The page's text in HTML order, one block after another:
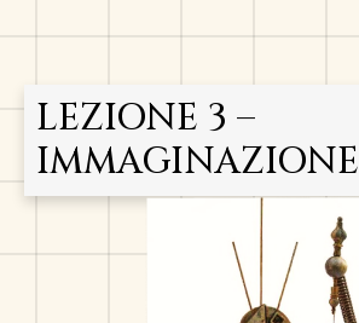
LEZIONE 3 –
IMMAGINAZIONE